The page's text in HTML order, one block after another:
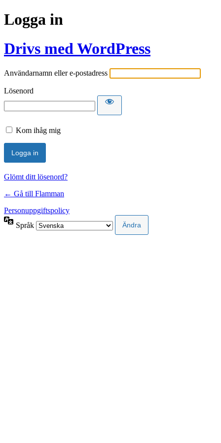
Logga in
Drivs med WordPress
Användarnamn eller e-postadress
Lösenord
Kom ihåg mig
Glömt ditt lösenord?
← Gå till Flamman
Personuppgiftspolicy
Språk